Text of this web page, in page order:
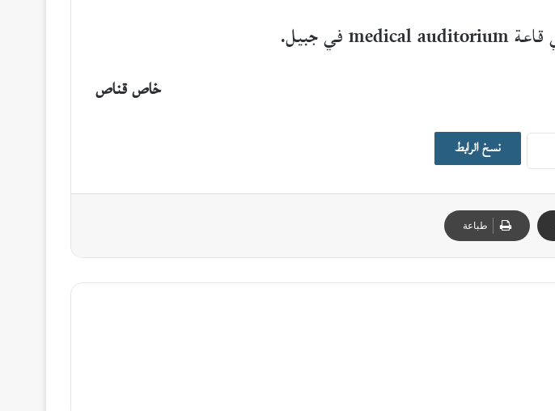
خاص قناص
نسخ الرابط
طباعة